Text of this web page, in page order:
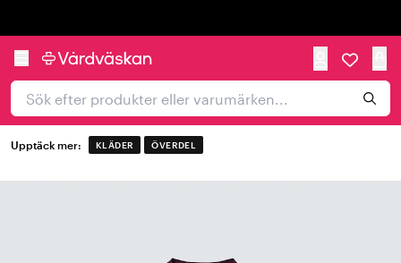
Upptäck mer: KLÄDER ÖVERDEL